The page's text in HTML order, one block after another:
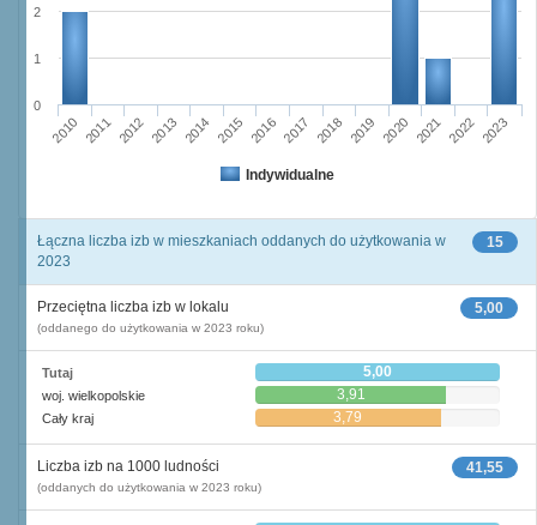
Indywidualne
2010 2011 2012 2013 2014 2015 2016 2017 2018 2019 2020 2021 2022 2023
0
1
2
15
Łączna liczba izb w mieszkaniach oddanych do użytkowania w
2023
5,00
Przeciętna liczba izb w lokalu
(oddanego do użytkowania w 2023 roku)
Tutaj 5,00
woj. wielkopolskie 3,91
Cały kraj 3,79
41,55
Liczba izb na 1000 ludności
(oddanych do użytkowania w 2023 roku)